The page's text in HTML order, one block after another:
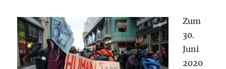
Zum
30.
Juni
2020